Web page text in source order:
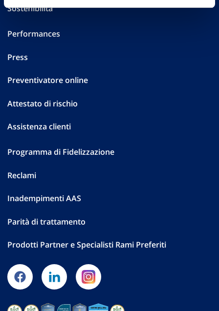
Sostenibilità
Performances
Press
Preventivatore online
Attestato di rischio
Assistenza clienti
Programma di Fidelizzazione
Reclami
Inadempimenti AAS
Parità di trattamento
Prodotti Partner e Specialisti Rami Preferiti